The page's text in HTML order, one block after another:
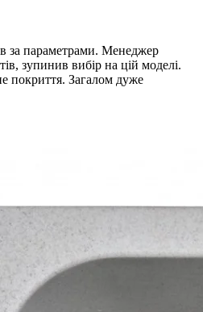
за параметрами. Менеджер
зупинив вибір на цій моделі.
покриття. Загалом дуже